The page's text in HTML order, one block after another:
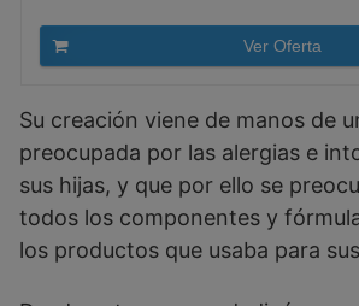
Ver Oferta
Su creación viene de manos de
preocupada por las alergias e
sus hijas, y que por ello se
todos los componentes y
los productos que usaba para